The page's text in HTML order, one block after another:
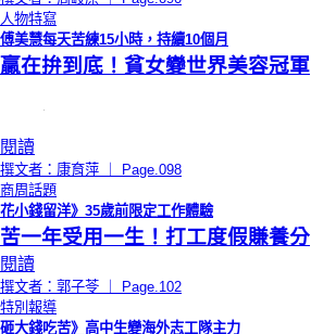
人物特寫
傅美慧每天苦練15小時，持續10個月
贏在拚到底！貧女變世界美容冠軍
閱讀
撰文者：康育萍 ｜ Page.098
商周話題
花小錢留洋》35歲前限定工作體驗
苦一年受用一生！打工度假賺養分
閱讀
撰文者：郭子苓 ｜ Page.102
特別報導
砸大錢吃苦》高中生變海外志工隊主力